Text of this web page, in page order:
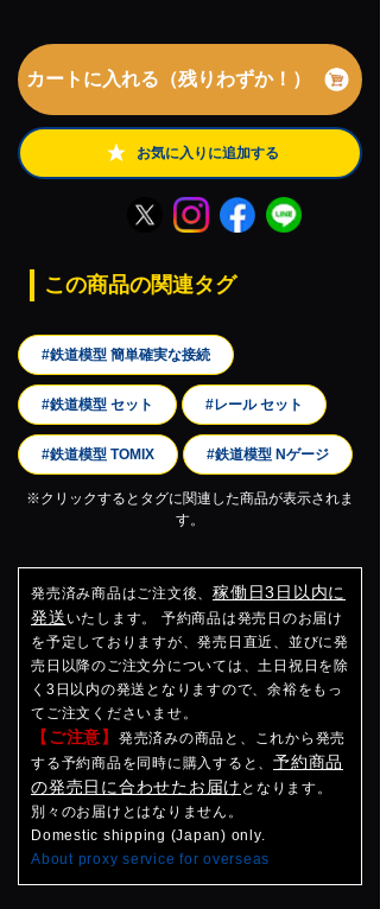
カートに入れる（残りわずか！）
お気に入りに追加する
この商品の関連タグ
#鉄道模型 簡単確実な接続
#鉄道模型 セット #レール セット
#鉄道模型 TOMIX #鉄道模型 Nゲージ
※クリックするとタグに関連した商品が表示されま
す。
発売済み商品はご注文後、 稼働日3日以内に
発送 いたします。 予約商品は発売日のお届け
を予定しておりますが、発売日直近、並びに発
売日以降のご注文分については、土日祝日を除
く3日以内の発送となりますので、余裕をもっ
てご注文くださいませ。
【ご注意】 発売済みの商品と、これから発売
する予約商品を同時に購入すると、 予約商品
の発売日に合わせたお届け となります。
別々のお届けとはなりません。
Domestic shipping (Japan) only.
About proxy service for overseas